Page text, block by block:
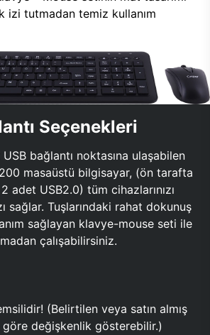
izi tutmadan temiz kullanım
Seçenekleri
bağlantı noktasına ulaşabilen
masaüstü bilgisayar, (ön tarafta
adet USB2.0) tüm cihazlarınızı
sağlar. Tuşlarındaki rahat dokunuş
sağlayan klavye-mouse seti ile
çalışabilirsiniz.
(Belirtilen veya satın almış
değişkenlik gösterebilir.)